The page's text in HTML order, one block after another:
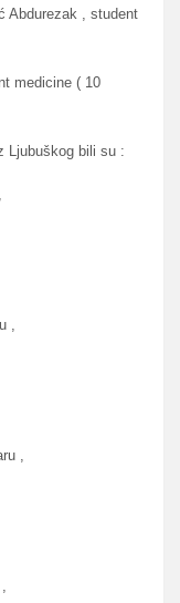
Abdurezak , student
medicine ( 10
Ljubuškog bili su :
,
,